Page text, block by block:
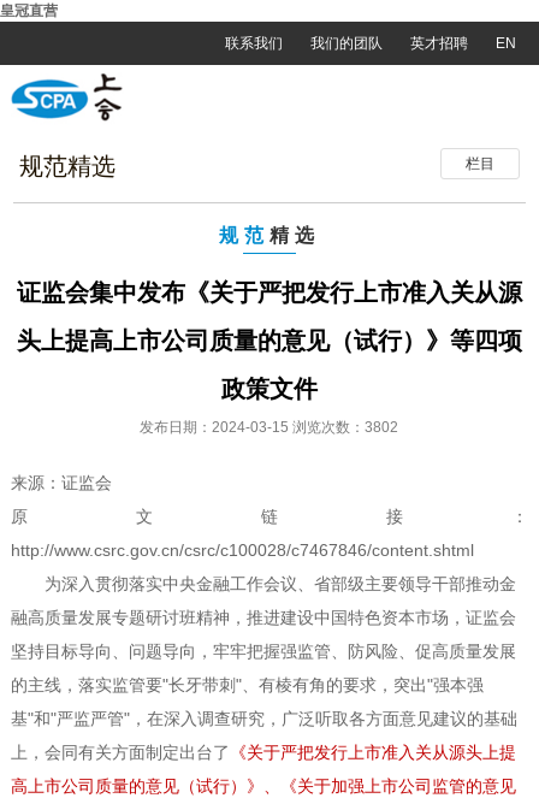
皇冠直营
联系我们
我们的团队 英才招聘 EN
栏目
规范精选
规范 精选
证监会集中发布《关于严把发行上市准入关从源
头上提高上市公司质量的意见（试行）》等四项
政策文件
发布日期：2024-03-15 浏览次数：3802
来源：证监会
原文链接：
http://www.csrc.gov.cn/csrc/c100028/c7467846/content.shtml
为深入贯彻落实中央金融工作会议、省部级主要领导干部推动金
融高质量发展专题研讨班精神，推进建设中国特色资本市场，证监会
坚持目标导向、问题导向，牢牢把握强监管、防风险、促高质量发展
的主线，落实监管要"长牙带刺"、有棱有角的要求，突出"强本强
基"和"严监严管"，在深入调查研究，广泛听取各方面意见建议的基础
上，会同有关方面制定出台了
《关于严把发行上市准入关从源头上提
高上市公司质量的意见（试行）》、《关于加强上市公司监管的意见